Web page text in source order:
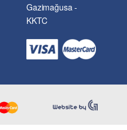
Gazimağusa -
KKTC